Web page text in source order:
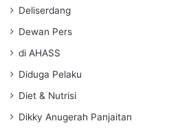
Deliserdang
Dewan Pers
di AHASS
Diduga Pelaku
Diet & Nutrisi
Dikky Anugerah Panjaitan